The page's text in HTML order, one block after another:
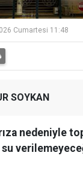
Cumartesi 11:48
SOYKAN
nedeniyle
su